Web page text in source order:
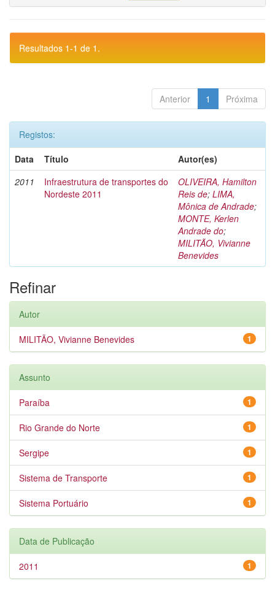
Resultados 1-1 de 1.
Anterior 1 Próxima
Registos:
Data
Título
Autor(es)
2011
Infraestrutura de transportes do
Nordeste 2011
OLIVEIRA, Hamilton
Reis de; LIMA,
Mônica de Andrade;
MONTE, Kerlen
Andrade do;
MILITÃO, Vivianne
Benevides
Refinar
Autor
1
MILITÃO, Vivianne Benevides
Assunto
1
Paraíba
1
Rio Grande do Norte
1
Sergipe
1
Sistema de Transporte
1
Sistema Portuário
Data de Publicação
1
2011